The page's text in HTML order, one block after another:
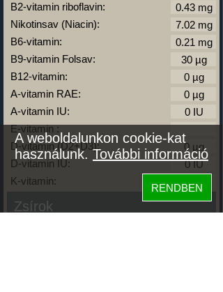
B2-vitamin riboflavin:
Nikotinsav (Niacin):
B6-vitamin:
B9-vitamin Folsav:
B12-vitamin:
A-vitamin RAE:
A-vitamin IU:
E-vitamin :
D-vitamin (D2+D3):
D-vitamin IU:
K-vitamin:
Zsírok
A weboldalunkon cookie-kat
használunk.További információ
RENDBEN